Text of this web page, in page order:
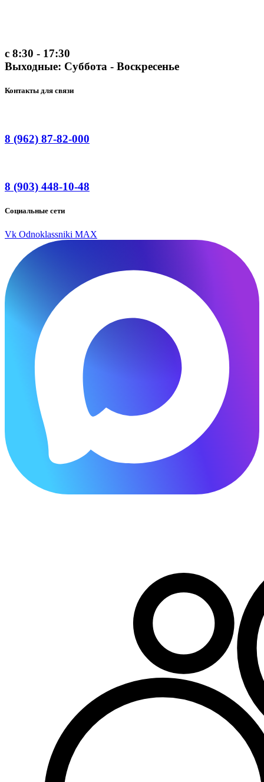
с 8:30 - 17:30
Выходные: Суббота - Воскресенье
Контакты для связи
8 (962) 87-82-000
8 (903) 448-10-48
Социальные сети
Vk Odnoklassniki MAX